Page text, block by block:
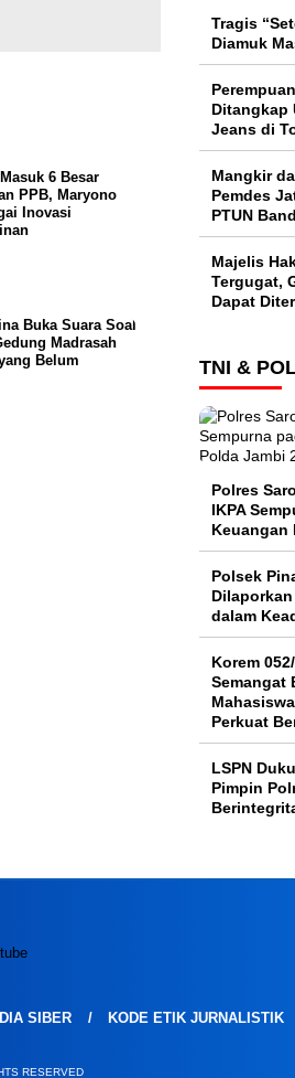
6 Besar
PPB, Maryono
Inovasi
Buka Suara Soal
Madrasah
Belum
Tragis
Diamuk
Ditangkap
Jeans di
Mangkir
Pemdes
PTUN
Majelis
Tergugat,
Dapat
TNI &
Polres
IKPA
Keuangan
Polsek
dalam
Korem
Semangat
Perkuat
LSPN
Pimpin
SIBER KODE ETIK JURNALISTIK
RESERVED